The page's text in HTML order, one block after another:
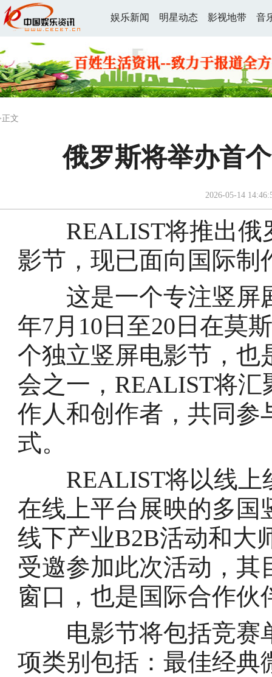
娱乐新闻 明星动态 影视地带 音
文
俄罗斯将举办首
2026-05-14
REALIST将推出俄
影节，现已面向国际制
这是一个专注竖屏
年7月10日至20日在莫
个独立竖屏电影节，也
会之一，REALIST将
作人和创作者，共同参
式。
REALIST将以线上
在线上平台展映的多国
线下产业B2B活动和大
受邀参加此次活动，
窗口，也是国际合作
电影节将包括竞赛
项类别包括：最佳经典